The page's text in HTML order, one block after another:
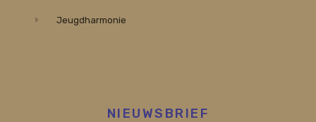
Jeugdharmonie
NIEUWSBRIEF